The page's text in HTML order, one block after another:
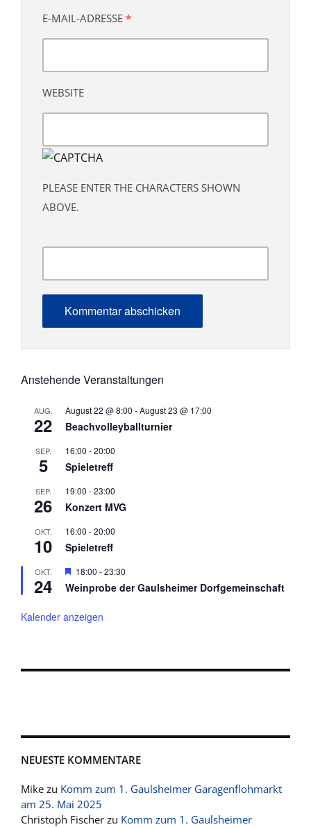
Anstehende Veranstaltungen
AUG.
22
August 22 @ 8:00 -August 23 @ 17:00
Beachvolleyballturnier
SEP.
5
16:00 -20:00
Spieletreff
SEP.
26
19:00 -23:00
Konzert MVG
OKT.
10
16:00 -20:00
Spieletreff
OKT.
24
Hervorgehoben
18:00 -23:30
Weinprobe der Gaulsheimer Dorfgemeinschaft
Kalender anzeigen
E-MAIL-ADRESSE *
WEBSITE
PLEASE ENTER THE CHARACTERS SHOWN
ABOVE.
NEUESTE KOMMENTARE
Mike zu Komm zum 1. Gaulsheimer Garagenflohmarkt
am 25. Mai 2025
Christoph Fischer zu Komm zum 1. Gaulsheimer